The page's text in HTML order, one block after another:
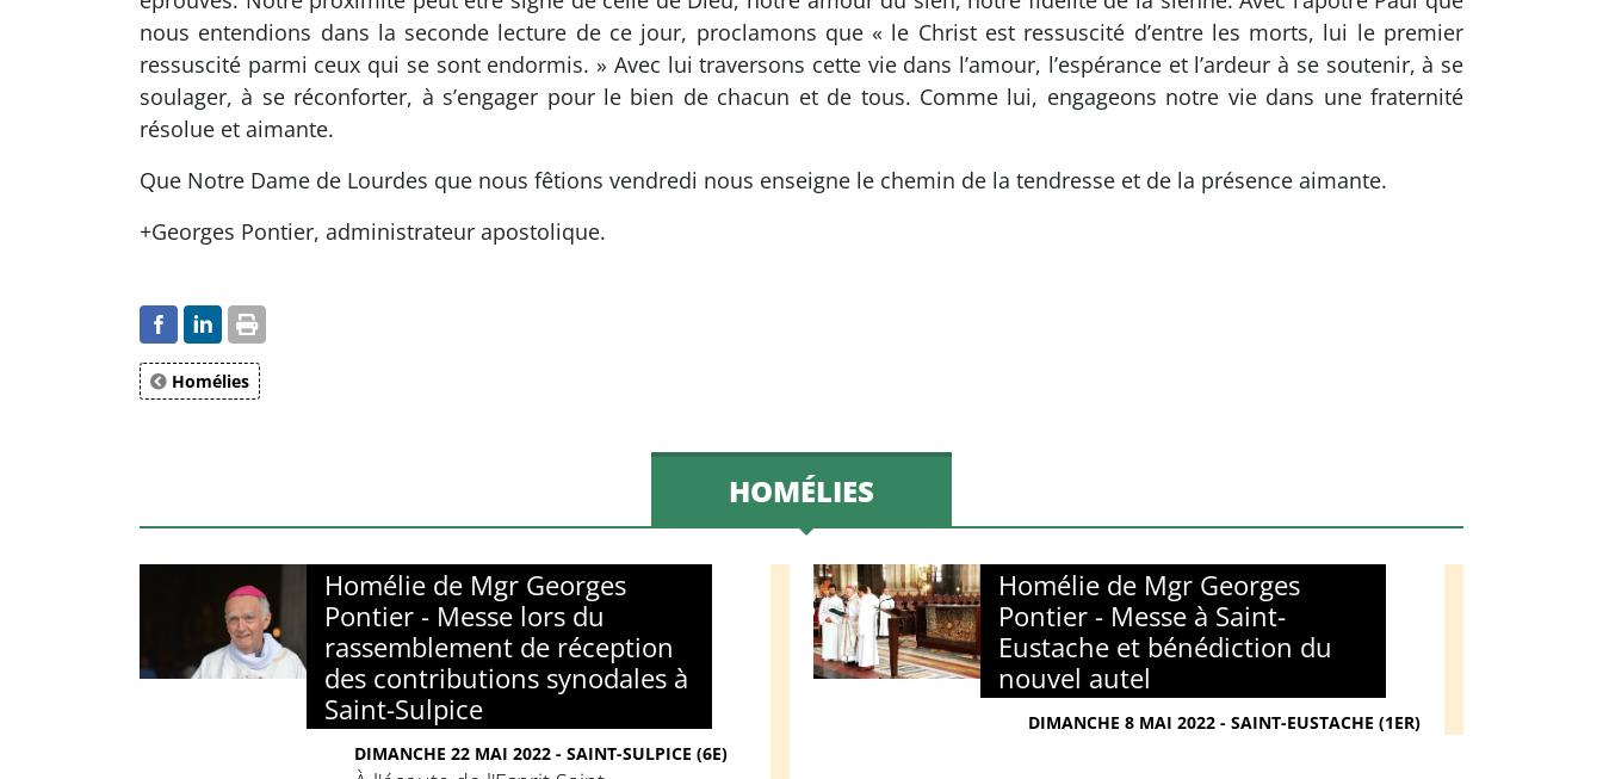
nous entendions dans la seconde lecture de ce jour, proclamons que « le Christ est ressuscité d’entre les morts, lui le premier
ressuscité parmi ceux qui se sont endormis. » Avec lui traversons cette vie dans l’amour, l’espérance et l’ardeur à se soutenir, à se
soulager, à se réconforter, à s’engager pour le bien de chacun et de tous. Comme lui, engageons notre vie dans une fraternité
résolue et aimante.
Que Notre Dame de Lourdes que nous fêtions vendredi nous enseigne le chemin de la tendresse et de la présence aimante.
+Georges Pontier, administrateur apostolique.
Homélies
HOMÉLIES
Homélie de Mgr Georges
Pontier - Messe lors du
rassemblement de réception
des contributions synodales à
Saint-Sulpice
DIMANCHE 22 MAI 2022 - SAINT-SULPICE (6E)
Homélie de Mgr Georges
Pontier - Messe à Saint-
Eustache et bénédiction du
nouvel autel
DIMANCHE 8 MAI 2022 - SAINT-EUSTACHE (1ER)